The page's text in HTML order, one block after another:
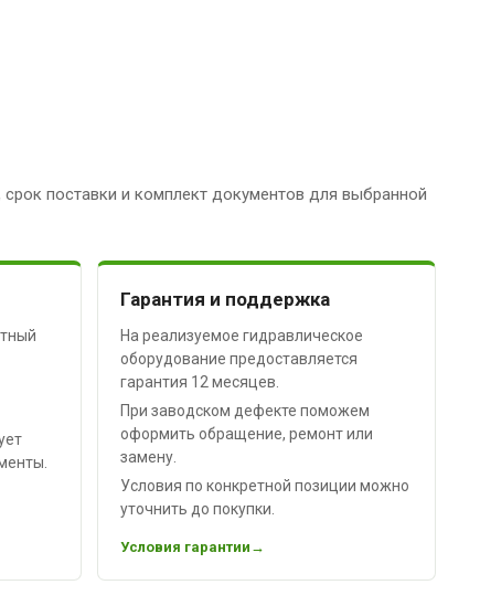
поставки и комплект документов для выбранной
Гарантия и поддержка
На реализуемое гидравлическое
оборудование предоставляется
гарантия 12 месяцев.
При заводском дефекте поможем
оформить обращение, ремонт или
замену.
Условия по конкретной позиции можно
уточнить до покупки.
Условия гарантии